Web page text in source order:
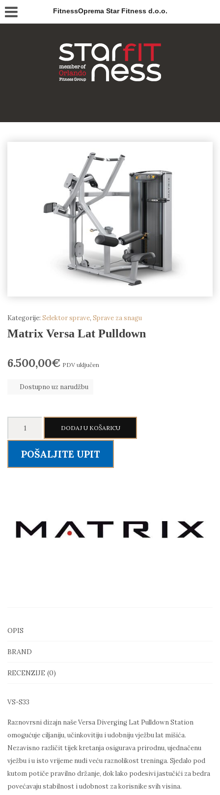
FitnessOprema Star Fitness d.o.o.
Kategorije: Selektor sprave, Sprave za snagu
Matrix Versa Lat Pulldown
6.500,00€ PDV uključen
Dostupno uz narudžbu
Versa
Pulldown
DODAJ U KOŠARICU
POŠALJITE UPIT
OPIS
BRAND
RECENZIJE (0)
VS-S33
Raznovrsni dizajn naše Versa Diverging Lat Pulldown Station
omogućuje ciljaniju, učinkovitiju i udobniju vježbu lat mišića.
Nezavisno različit tijek kretanja osigurava prirodnu, ujednačenu
vježbu i u isto vrijeme nudi veću raznolikost treninga. Sjedalo pod
kutom potiče pravilno držanje, dok lako podesivi jastučići za bedra
povećavaju stabilnost i udobnost za korisnike svih visina.